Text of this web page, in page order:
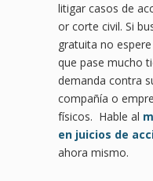
litigar casos de
or corte civil. Si
gratuita no
que pase mucho
demanda contra
compañía o
físicos. Hable al
en juicios de
ahora mismo.